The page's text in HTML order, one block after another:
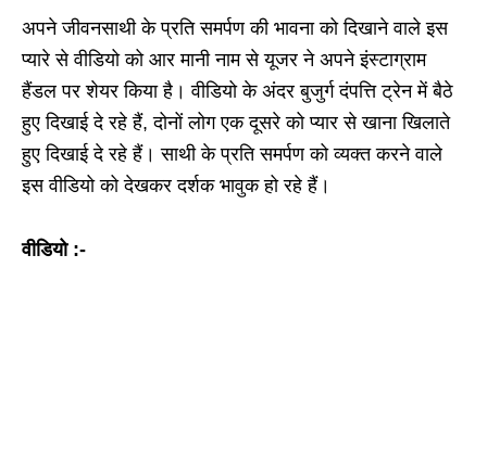
अपने जीवनसाथी के प्रति समर्पण की भावना को दिखाने वाले इस
प्यारे से वीडियो को आर मानी नाम से यूजर ने अपने इंस्टाग्राम
हैंडल पर शेयर किया है। वीडियो के अंदर बुजुर्ग दंपत्ति ट्रेन में बैठे
हुए दिखाई दे रहे हैं, दोनों लोग एक दूसरे को प्यार से खाना खिलाते
हुए दिखाई दे रहे हैं। साथी के प्रति समर्पण को व्यक्त करने वाले
इस वीडियो को देखकर दर्शक भावुक हो रहे हैं।
वीडियो :-